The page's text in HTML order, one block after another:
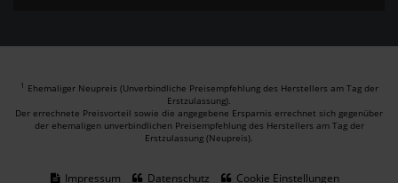
1 Ehemaliger Neupreis (Unverbindliche Preisempfehlung des Herstellers am Tag der
Erstzulassung).
Der errechnete Preisvorteil sowie die angegebene Ersparnis errechnet sich gegenüber
der ehemaligen unverbindlichen Preisempfehlung des Herstellers am Tag der
Erstzulassung (Neupreis).
Impressum Datenschutz Cookie Einstellungen